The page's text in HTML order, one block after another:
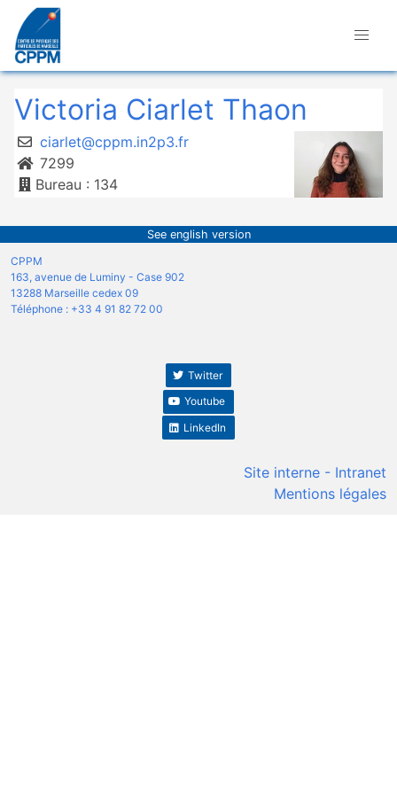
Victoria Ciarlet Thaon
ciarlet@cppm.in2p3.fr
7299
Bureau : 134
See english version
CPPM
163, avenue de Luminy - Case 902
13288 Marseille cedex 09
Téléphone : +33 4 91 82 72 00
Twitter
Youtube
LinkedIn
Site interne - Intranet
Mentions légales